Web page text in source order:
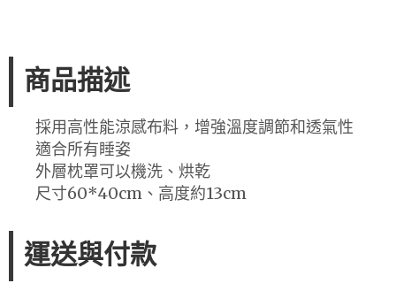
商品描述
採用高性能涼感布料，增強溫度調節和透氣性
適合所有睡姿
外層枕罩可以機洗、烘乾
尺寸60*40cm、高度約13cm
運送與付款